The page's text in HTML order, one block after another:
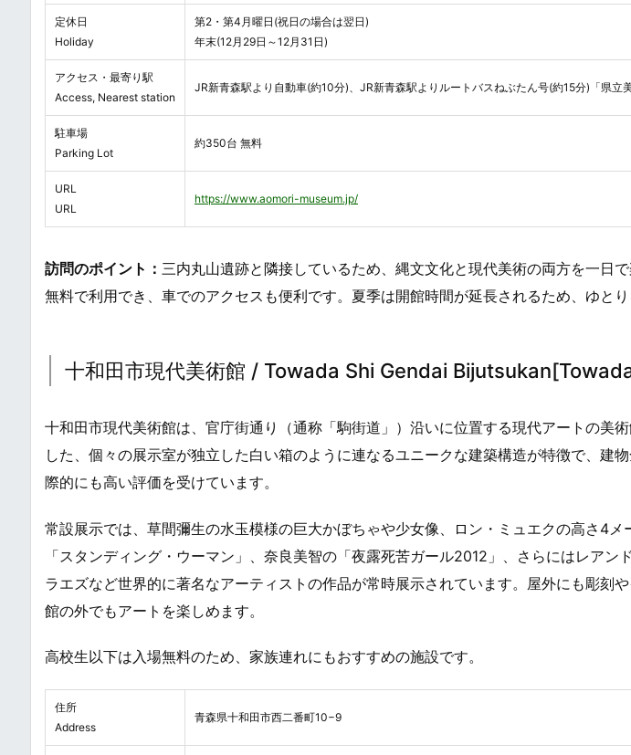
定休日
Holiday
第2・第4月曜日(祝日の場合は翌日)
年末(12月29日～12月31日)
アクセス・最寄り駅
Access, Nearest station
JR新青森駅より自動車(約10分)、JR新青森駅よりルートバスねぶたん号(約15分)「県立
駐車場
Parking Lot
約350台 無料
URL
URL
https://www.aomori-museum.jp/
訪問のポイント： 三内丸山遺跡と隣接しているため、縄文文化と現代美術の両方を一日
無料で利用でき、車でのアクセスも便利です。夏季は開館時間が延長されるため、ゆとり
十和田市現代美術館 / Towada Shi Gendai
十和田市現代美術館は、官庁街通り（通称「駒街道」）沿いに位置する現代アートの美
した、個々の展示室が独立した白い箱のように連なるユニークな建築構造が特徴で、建
際的にも高い評価を受けています。
常設展示では、草間彌生の水玉模様の巨大かぼちゃや少女像、ロン・ミュエクの高さ4メ
「スタンディング・ウーマン」、奈良美智の「夜露死苦ガール2012」、さらにはレアン
ラエズなど世界的に著名なアーティストの作品が常時展示されています。屋外にも彫刻
館の外でもアートを楽しめます。
高校生以下は入場無料のため、家族連れにもおすすめの施設です。
住所
Address
青森県十和田市西二番町10−9